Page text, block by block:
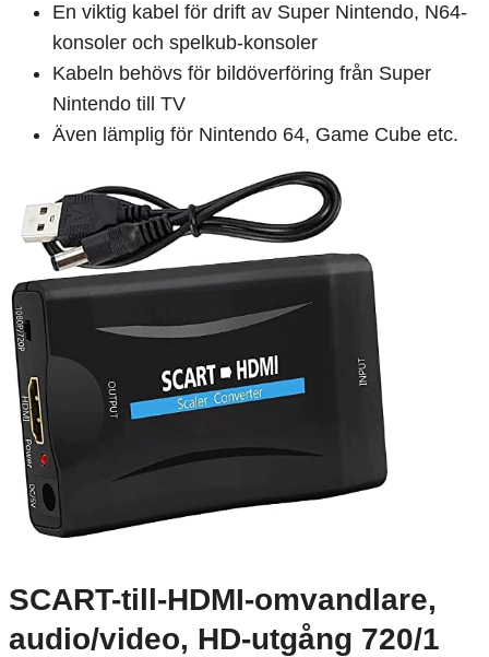
En viktig kabel för drift av Super Nintendo, N64-
konsoler och spelkub-konsoler
Kabeln behövs för bildöverföring från Super
Nintendo till TV
Även lämplig för Nintendo 64, Game Cube etc.
SCART-till-HDMI-omvandlare,
audio/video, HD-utgång 720/1